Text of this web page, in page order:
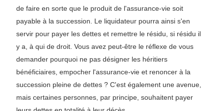
de faire en sorte que le produit de l'assurance-vie soit
payable à la succession. Le liquidateur pourra ainsi s'en
servir pour payer les dettes et remettre le résidu, si résidu il
y a, à qui de droit. Vous avez peut-être le réflexe de vous
demander pourquoi ne pas désigner les héritiers
bénéficiaires, empocher l'assurance-vie et renoncer à la
succession pleine de dettes ? C'est également une avenue,
mais certaines personnes, par principe, souhaitent payer